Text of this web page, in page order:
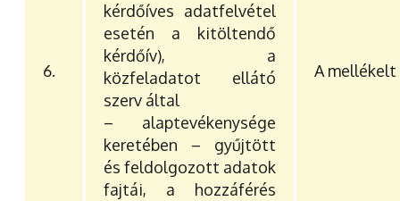
6.
kérdőíves adatfelvétel
esetén a kitöltendő
kérdőív), a
közfeladatot ellátó
szerv által
– alaptevékenysége
keretében – gyűjtött
és feldolgozott adatok
fajtái, a hozzáférés
A